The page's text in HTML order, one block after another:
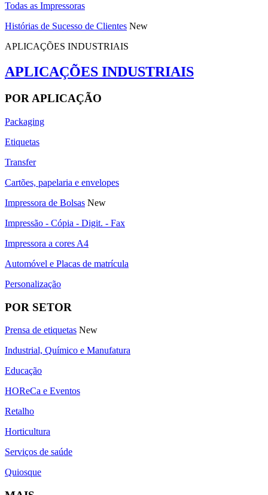
Todas as Impressoras
Histórias de Sucesso de Clientes New
APLICAÇÕES INDUSTRIAIS
APLICAÇÕES INDUSTRIAIS
POR APLICAÇÃO
Packaging
Etiquetas
Transfer
Cartões, papelaria e envelopes
Impressora de Bolsas New
Impressão - Cópia - Digit. - Fax
Impressora a cores A4
Automóvel e Placas de matrícula
Personalização
POR SETOR
Prensa de etiquetas New
Industrial, Químico e Manufatura
Educação
HOReCa e Eventos
Retalho
Horticultura
Serviços de saúde
Quiosque